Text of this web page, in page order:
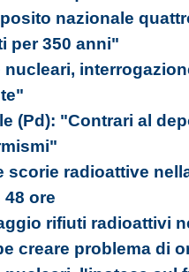
nazionale
per 350 anni"
nucleari,
(Pd): "Contrari al
scorie radioattive
ore
rifiuti radioattivi
creare problema di